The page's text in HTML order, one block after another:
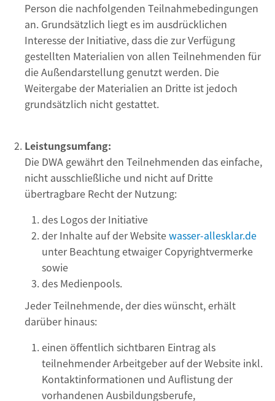
Person die nachfolgenden Teilnahmebedingungen
an. Grundsätzlich liegt es im ausdrücklichen
Interesse der Initiative, dass die zur Verfügung
gestellten Materialien von allen Teilnehmenden für
die Außendarstellung genutzt werden. Die
Weitergabe der Materialien an Dritte ist jedoch
grundsätzlich nicht gestattet.
Leistungsumfang:
Die DWA gewährt den Teilnehmenden das einfache,
nicht ausschließliche und nicht auf Dritte
übertragbare Recht der Nutzung:
des Logos der Initiative
der Inhalte auf der Websitewasser-allesklar.de
unter Beachtung etwaiger Copyrightvermerke
sowie
des Medienpools.
Jeder Teilnehmende, der dies wünscht, erhält
darüber hinaus:
einen öffentlich sichtbaren Eintrag als
teilnehmender Arbeitgeber auf der Website inkl.
Kontaktinformationen und Auflistung der
vorhandenen Ausbildungsberufe,